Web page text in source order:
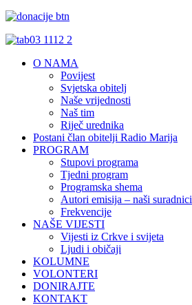
O NAMA
Povijest
Svjetska obitelj
Naše vrijednosti
Naš tim
Riječ urednika
Postani član obitelji Radio Marija
PROGRAM
Stupovi programa
Tjedni program
Programska shema
Autori emisija – naši suradnici
Frekvencije
NAŠE VIJESTI
Vijesti iz Crkve i svijeta
Ljudi i običaji
KOLUMNE
VOLONTERI
DONIRAJTE
KONTAKT